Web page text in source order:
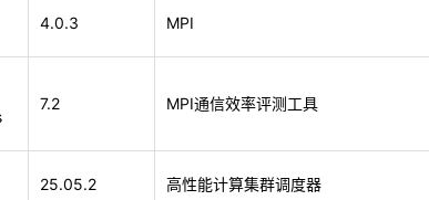
7.2 MPI通信效率评测工具
25.05.2 高性能计算集群调度器
4.0.3 MPI
7.2 MPI通信效率评测工具
25.05.2 高性能计算集群调度器